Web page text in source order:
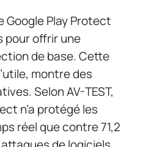
Google Play Protect
pour offrir une
de base. Cette
montre des
Selon AV-TEST,
n’a protégé les
réel que contre 71,2